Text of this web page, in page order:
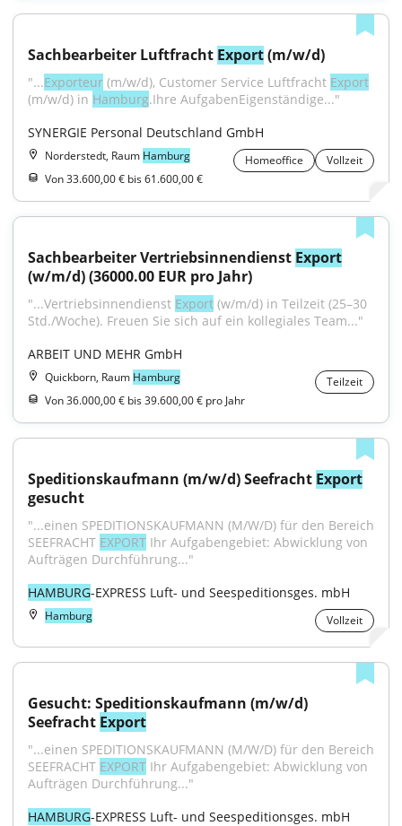
Sachbearbeiter Luftfracht Export (m/w/d)
"...Exporteur (m/w/d), Customer Service Luftfracht Export
(m/w/d) in Hamburg.Ihre AufgabenEigenständige..."
SYNERGIE Personal Deutschland GmbH
Norderstedt, Raum Hamburg Homeoffice
Vollzeit
Von 33.600,00 € bis 61.600,00 €
Sachbearbeiter Vertriebsinnendienst Export
(w/m/d) (36000.00 EUR pro Jahr)
"...Vertriebsinnendienst Export (w/m/d) in Teilzeit (25–30
Std./Woche). Freuen Sie sich auf ein kollegiales Team..."
ARBEIT UND MEHR GmbH
Quickborn, Raum Hamburg
Teilzeit
Von 36.000,00 € bis 39.600,00 € pro Jahr
Speditionskaufmann (m/w/d) Seefracht Export
gesucht
"...einen SPEDITIONSKAUFMANN (M/W/D) für den Bereich
SEEFRACHT EXPORT Ihr Aufgabengebiet: Abwicklung von
Aufträgen Durchführung..."
HAMBURG-EXPRESS Luft- und Seespeditionsges. mbH
Hamburg Vollzeit
Gesucht: Speditionskaufmann (m/w/d)
Seefracht Export
"...einen SPEDITIONSKAUFMANN (M/W/D) für den Bereich
SEEFRACHT EXPORT Ihr Aufgabengebiet: Abwicklung von
Aufträgen Durchführung..."
HAMBURG-EXPRESS Luft- und Seespeditionsges. mbH